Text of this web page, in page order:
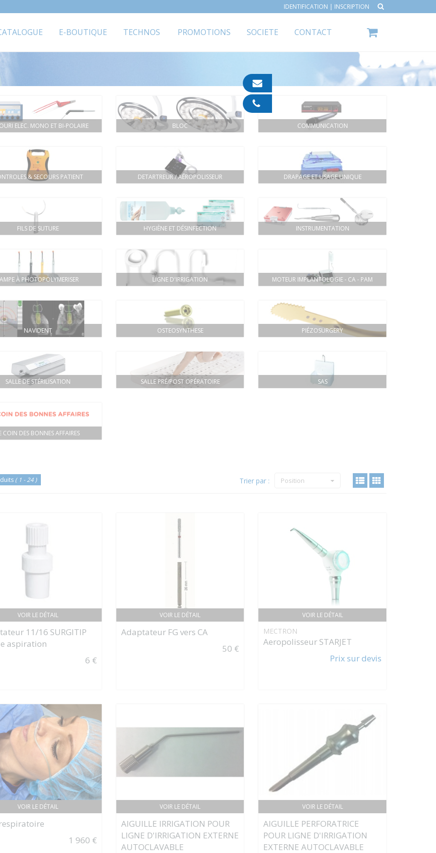
IDENTIFICATION | INSCRIPTION
E-BOUTIQUE TECHNOS PROMOTIONS SOCIETE CONTACT
ELEC. MONO ET BI-POLAIRE BLOC COMMUNICATION
& SECOURS PATIENT DETARTREUR / AÉROPOLISSEUR DRAPAGE ET USAGE UNIQUE
FILS DE SUTURE HYGIÈNE ET DÉSINFECTION INSTRUMENTATION
À PHOTOPOLYMERISER LIGNE D'IRRIGATION MOTEUR IMPLANTOLOGIE - CA - PAM
NAVIDENT OSTEOSYNTHESE PIÉZOSURGERY
SALLE DE STÉRILISATION SALLE PRÉ/POST OPÉRATOIRE SAS
COIN DES BONNES AFFAIRES
( 1 - 24 ) Trier par : Position
VOIR LE DÉTAIL
11/16 SURGITIP
aspiration
6 €
VOIR LE DÉTAIL
Adaptateur FG vers CA
50 €
VOIR LE DÉTAIL
MECTRON
Aeropolisseur STARJET
Prix sur devis
VOIR LE DÉTAIL
1 960 €
VOIR LE DÉTAIL
AIGUILLE IRRIGATION POUR
LIGNE D'IRRIGATION EXTERNE
AUTOCLAVABLE
VOIR LE DÉTAIL
AIGUILLE PERFORATRICE
POUR LIGNE D'IRRIGATION
EXTERNE AUTOCLAVABLE
pharma.com
91
05